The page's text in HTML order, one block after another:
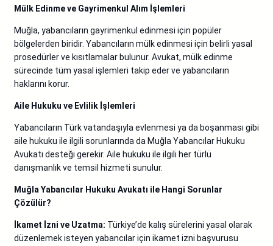
Mülk Edinme ve Gayrimenkul Alım İşlemleri
Muğla, yabancıların gayrimenkul edinmesi için popüler
bölgelerden biridir. Yabancıların mülk edinmesi için belirli yasal
prosedürler ve kısıtlamalar bulunur. Avukat, mülk edinme
sürecinde tüm yasal işlemleri takip eder ve yabancıların
haklarını korur.
Aile Hukuku ve Evlilik İşlemleri
Yabancıların Türk vatandaşıyla evlenmesi ya da boşanması gibi
aile hukuku ile ilgili sorunlarında da Muğla Yabancılar Hukuku
Avukatı desteği gerekir. Aile hukuku ile ilgili her türlü
danışmanlık ve temsil hizmeti sunulur.
Muğla Yabancılar Hukuku Avukatı ile Hangi Sorunlar
Çözülür?
İkamet İzni ve Uzatma: Türkiye’de kalış sürelerini yasal olarak
düzenlemek isteyen yabancılar için ikamet izni başvurusu